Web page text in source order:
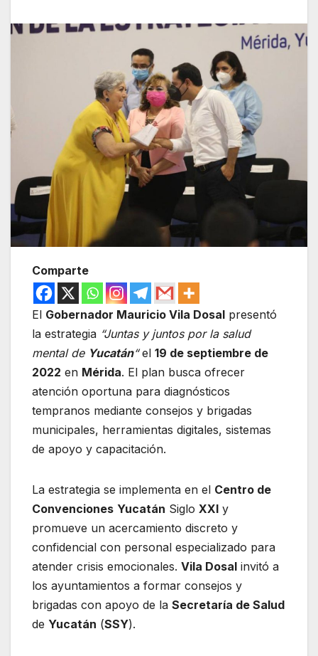
Comparte
El Gobernador Mauricio Vila Dosal presentó
la estrategia “Juntas y juntos por la salud
mental de Yucatán“el 19 de septiembre de
2022 en Mérida. El plan busca ofrecer
atención oportuna para diagnósticos
tempranos mediante consejos y brigadas
municipales, herramientas digitales, sistemas
de apoyo y capacitación.
La estrategia se implementa en el Centro de
Convenciones Yucatán Siglo XXI y
promueve un acercamiento discreto y
confidencial con personal especializado para
atender crisis emocionales. Vila Dosal invitó a
los ayuntamientos a formar consejos y
brigadas con apoyo de la Secretaría de Salud
de Yucatán (SSY).